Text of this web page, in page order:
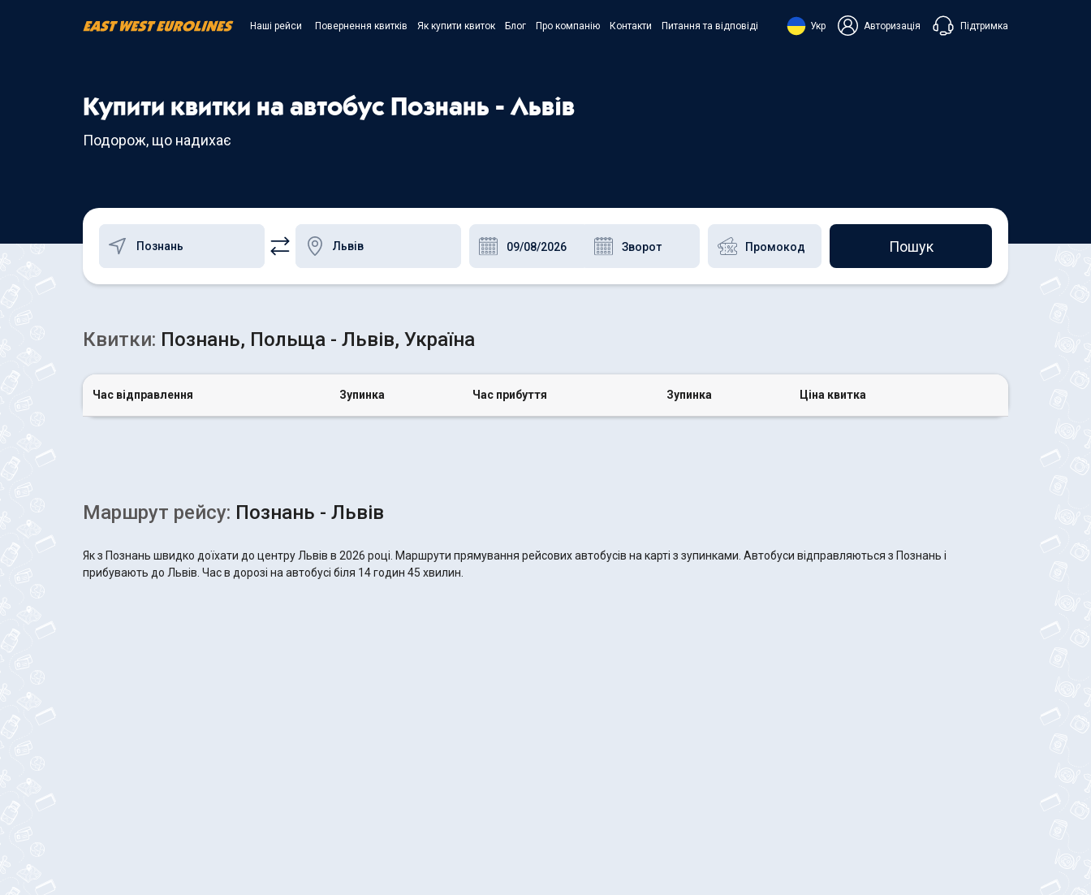
Наші рейси Повернення квитків Як купити квиток Блог Про компанію Контакти Питання та відповіді Укр Авторизація Підтримка
Чат в Messenger
Купити квитки на автобус Познань - Львів
Подорож, що надихає
Пошук
Квитки: Познань, Польща - Львів, Україна
Час відправлення Зупинка Час прибуття Зупинка Ціна квитка
Маршрут рейсу: Познань - Львів
Як з Познань швидко доїхати до центру Львів в 2026 році. Маршрути прямування рейсових автобусів на карті з зупинками. Автобуси відправляються з Познань і
прибувають до Львів. Час в дорозі на автобусі біля 14 годин 45 хвилин.